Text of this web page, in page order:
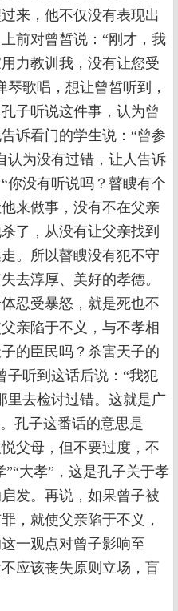
来，他不仅没有表现出
前对曾皙说：“刚才，我
力教训我，没有让您受
歌唱，想让曾皙听到，
子听说这件事，认为曾
诉看门的学生说：“曾参
认为没有过错，让人告诉
你没有听说吗？瞽瞍有个
来做事，没有不在父亲
了，从没有让父亲找到
。所以瞽瞍没有犯不守
去淳厚、美好的孝德。
忍受暴怒，就是死也不
亲陷于不义，与不孝相
的臣民吗？杀害天子的
子听到这话后说：“我犯
里去检讨过错。这就是广
孔子这番话的意思是
父母，但不要过度，不
大孝”，这是孔子关于孝
发。再说，如果曾子被
，就使父亲陷于不义，
一观点对曾子影响至
应该丧失原则立场，盲